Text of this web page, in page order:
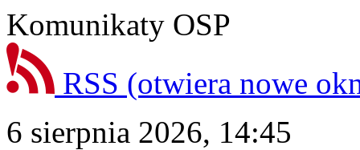
Komunikaty OSP
RSS (otwiera nowe
6 sierpnia 2026, 14:45